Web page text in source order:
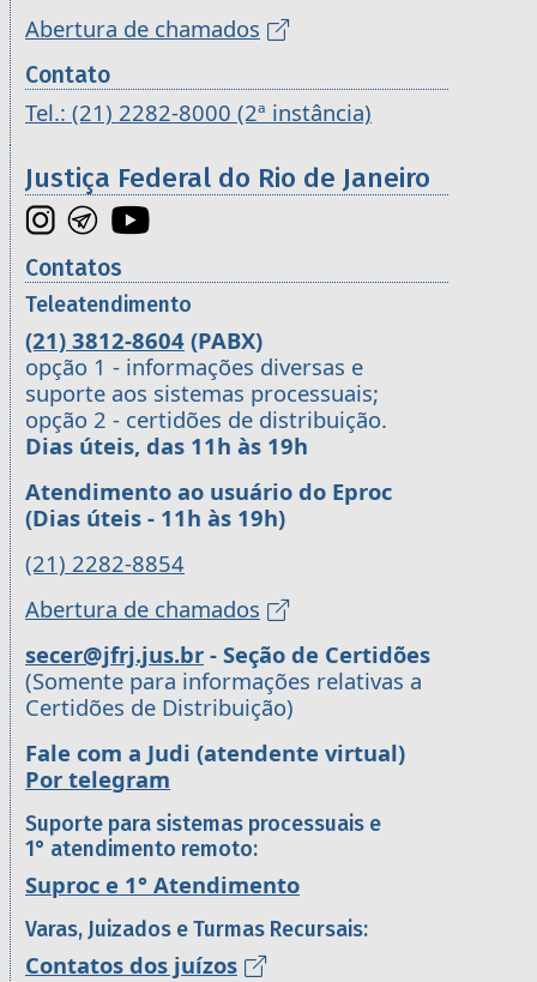
Abertura de chamados
Contato
Tel.: (21) 2282-8000 (2ª instância)
Justiça Federal do Rio de Janeiro
Contatos
Teleatendimento
(21) 3812-8604 (PABX)
opção 1 - informações diversas e
suporte aos sistemas processuais;
opção 2 - certidões de distribuição.
Dias úteis, das 11h às 19h
Atendimento ao usuário do Eproc
(Dias úteis - 11h às 19h)
(21) 2282-8854
Abertura de chamados
secer@jfrj.jus.br - Seção de Certidões
(Somente para informações relativas a
Certidões de Distribuição)
Fale com a Judi (atendente virtual)
Por telegram
Suporte para sistemas processuais e
1° atendimento remoto:
Suproc e 1° Atendimento
Varas, Juizados e Turmas Recursais:
Contatos dos juízos